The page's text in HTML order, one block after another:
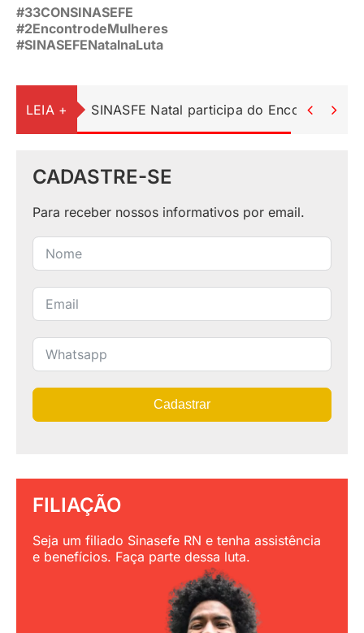
#33CONSINASEFE
#2EncontrodeMulheres
#SINASEFENatalnaLuta
LEIA + SINASFE Natal participa do Encontro
 
CADASTRE-SE
Para receber nossos informativos por email.
Cadastrar
FILIAÇÃO
Seja um filiado Sinasefe RN e tenha assistência
e benefícios. Faça parte dessa luta.